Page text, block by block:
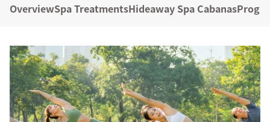
OverviewSpa TreatmentsHideaway Spa Cabanas